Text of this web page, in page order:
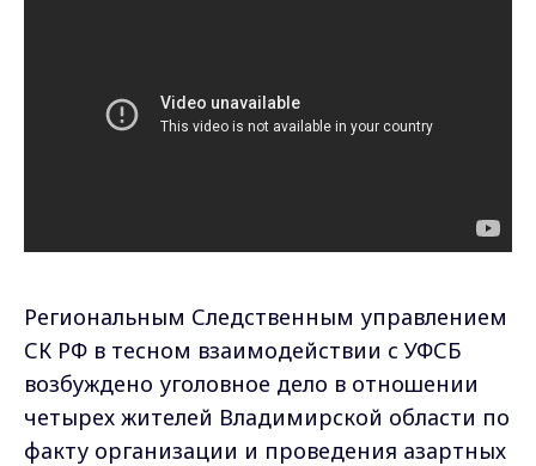
Региональным Следственным управлением
СК РФ в тесном взаимодействии с УФСБ
возбуждено уголовное дело в отношении
четырех жителей Владимирской области по
факту организации и проведения азартных